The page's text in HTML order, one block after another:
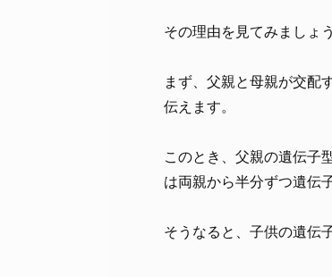
その理由を見てみましょう
まず、父親と母親が交配
伝えます。
このとき、父親の遺伝子
は両親から半分ずつ遺伝
そうなると、子供の遺伝